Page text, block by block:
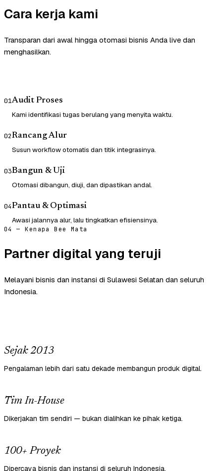
Cara kerja kami
Transparan dari awal hingga otomasi bisnis Anda live dan
menghasilkan.
01Audit Proses
Kami identifikasi tugas berulang yang menyita waktu.
02Rancang Alur
Susun workflow otomatis dan titik integrasinya.
03Bangun & Uji
Otomasi dibangun, diuji, dan dipastikan andal.
04Pantau & Optimasi
Awasi jalannya alur, lalu tingkatkan efisiensinya.
04 — Kenapa Bee Mata
Partner digital yang teruji
Melayani bisnis dan instansi di Sulawesi Selatan dan seluruh
Indonesia.
Sejak 2013
Pengalaman lebih dari satu dekade membangun produk digital.
Tim In-House
Dikerjakan tim sendiri — bukan dialihkan ke pihak ketiga.
100+ Proyek
Dipercaya bisnis dan instansi di seluruh Indonesia.